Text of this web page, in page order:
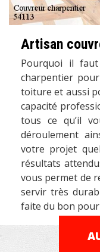
Artisan
Pourquoi il
charpentier
toiture et aussi
capacité
tous ce qu’il
déroulement
votre projet
résultats
vous permet de
servir très
faite du bon